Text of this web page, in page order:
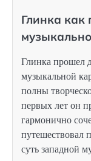
Глинка как
Глинка прошел
музыкальной
полны
первых лет он
гармонично
путешествовал
суть западной